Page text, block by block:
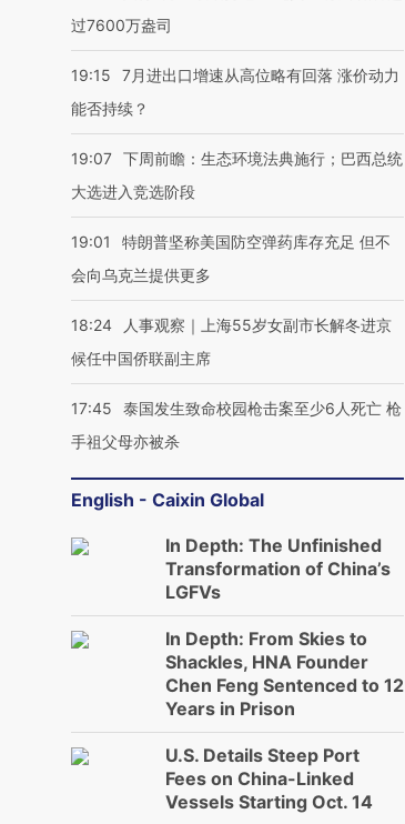
过7600万盎司
19:15
7月进出口增速从高位略有回落 涨价动力
能否持续？
19:07 下周前瞻：生态环境法典施行；巴西总统
大选进入竞选阶段
19:01
特朗普坚称美国防空弹药库存充足 但不
会向乌克兰提供更多
18:24
人事观察｜上海55岁女副市长解冬进京
候任中国侨联副主席
17:45
泰国发生致命校园枪击案至少6人死亡 枪
手祖父母亦被杀
English - Caixin Global
In Depth: The Unfinished
Transformation of China’s
LGFVs
In Depth: From Skies to
Shackles, HNA Founder
Chen Feng Sentenced to 12
Years in Prison
U.S. Details Steep Port
Fees on China-Linked
Vessels Starting Oct. 14